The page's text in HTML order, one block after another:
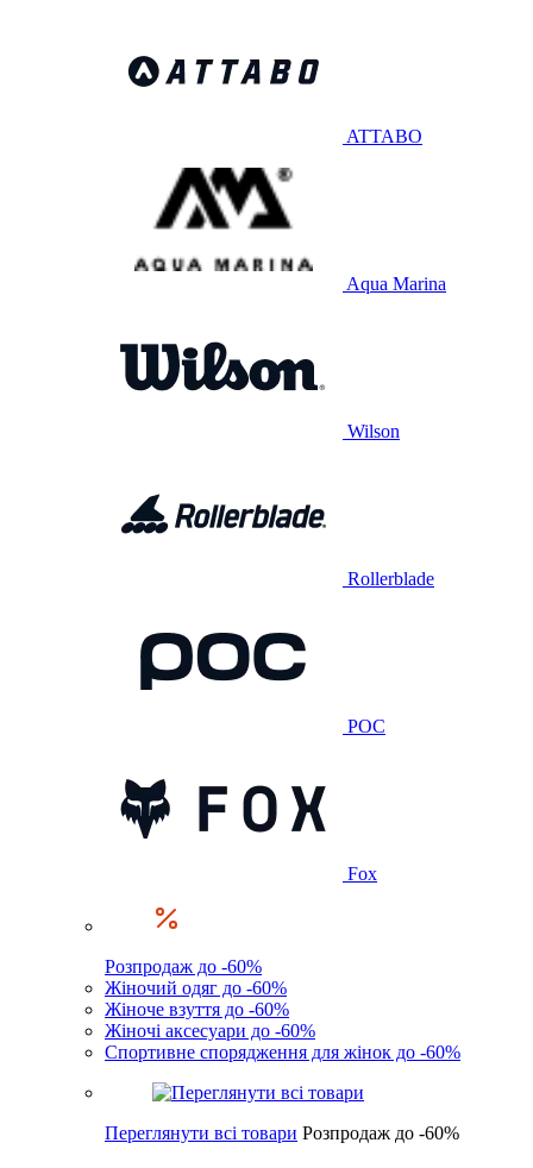
ATTABO
Aqua Marina
Wilson
Rollerblade
POC
Fox
Розпродаж до -60%
Жіночий одяг до -60%
Жіноче взуття до -60%
Жіночі аксесуари до -60%
Спортивне спорядження для жінок до -60%
Переглянути всі товари Розпродаж до -60%